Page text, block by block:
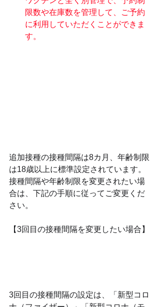
限数や在庫数を管理して、ご予約
に利用していただくことができま
す。
追加接種の接種間隔は8カ月、年齢制限
は18歳以上に標準設定されています。
接種間隔や年齢制限を変更されたい場
合は、下記の手順に従ってご変更くだ
さい。
【3回目の接種間隔を変更したい場合】
3回目の接種間隔の設定は、「新型コロ